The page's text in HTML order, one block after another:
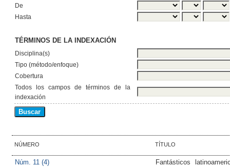
De
Hasta
TÉRMINOS DE LA INDEXACIÓN
Disciplina(s)
Tipo (método/enfoque)
Cobertura
Todos los campos de términos de la
indexación
NÚMERO TÍTULO
Núm. 11 (4)
Fantásticos